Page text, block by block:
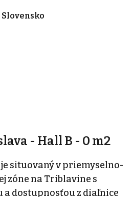
- Hall B - 0 m2
situovaný v priemyselno-
zóne na Triblavine s
dostupnosťou z diaľnice